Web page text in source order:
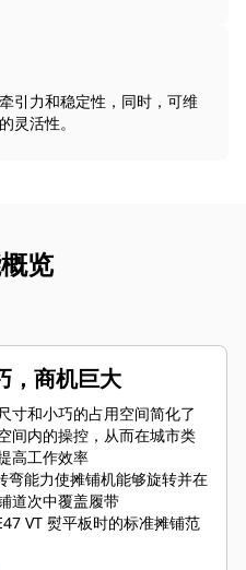
引力和稳定性，同时，可维
灵活性。
览
，商机巨大
寸和小巧的占用空间简化了
间内的操控，从而在城市类
高工作效率
弯能力使摊铺机能够旋转并在
道次中覆盖履带
VT 熨平板时的标准摊铺范